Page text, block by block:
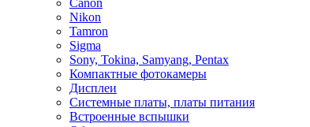
Nikon
Tamron
Sigma
Sony, Tokina, Samyang, Pentax
Компактные фотокамеры
Дисплеи
Системные платы, платы питания
Встроенные вспышки